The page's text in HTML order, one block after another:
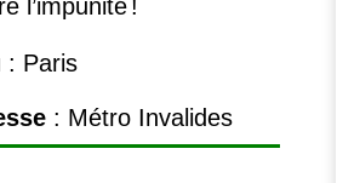
l’impunité!
: Paris
: Métro Invalides